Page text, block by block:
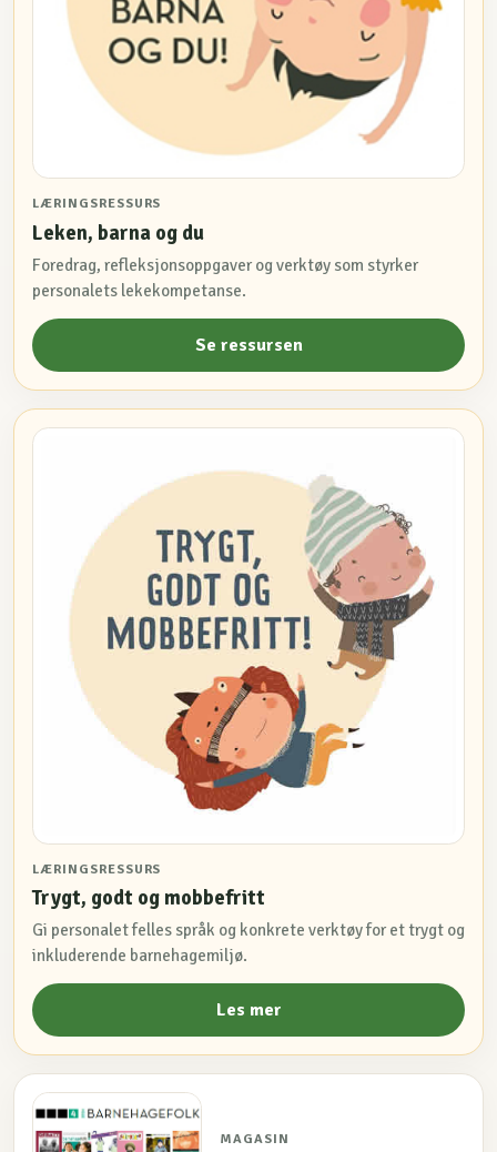
LÆRINGSRESSURS
Leken, barna og du
Foredrag, refleksjonsoppgaver og verktøy som styrker
personalets lekekompetanse.
Se ressursen
LÆRINGSRESSURS
Trygt, godt og mobbefritt
Gi personalet felles språk og konkrete verktøy for et trygt og
inkluderende barnehagemiljø.
Les mer
MAGASIN